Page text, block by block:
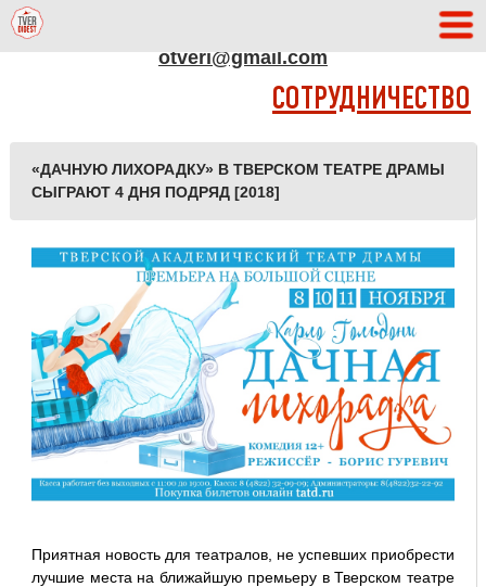
otveri@gmail.com
СОТРУДНИЧЕСТВО
«ДАЧНУЮ ЛИХОРАДКУ» В ТВЕРСКОМ ТЕАТРЕ ДРАМЫ
СЫГРАЮТ 4 ДНЯ ПОДРЯД [2018]
Приятная новость для театралов, не успевших приобрести
лучшие места на ближайшую премьеру в Тверском театре